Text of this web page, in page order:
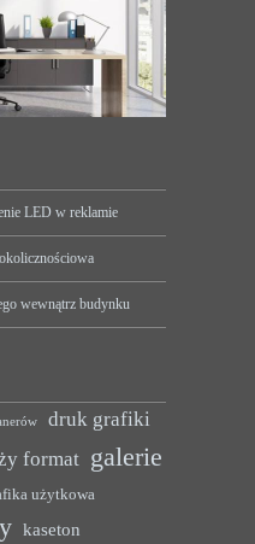
LED w reklamie
wewnątrz budynku
druk grafiki
format galerie
użytkowa
kaseton